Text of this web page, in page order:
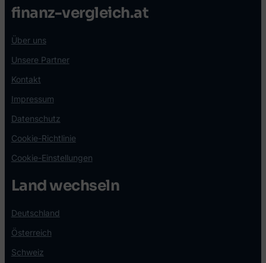
finanz-vergleich.at
Über uns
Unsere Partner
Kontakt
Impressum
Datenschutz
Cookie-Richtlinie
Cookie-Einstellungen
Land wechseln
Deutschland
Österreich
Schweiz